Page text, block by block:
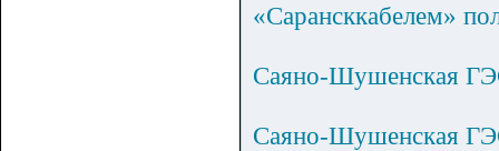
«Сарансккабелем»
Саяно-Шушенская
Саяно-Шушенская